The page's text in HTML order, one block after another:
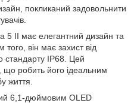
покликаний задовольнити
5 II має елегантний дизайн та
того, він має захист від
стандарту IP68. Цей
робить його ідеальним
життя.
6,1-дюймовим OLED